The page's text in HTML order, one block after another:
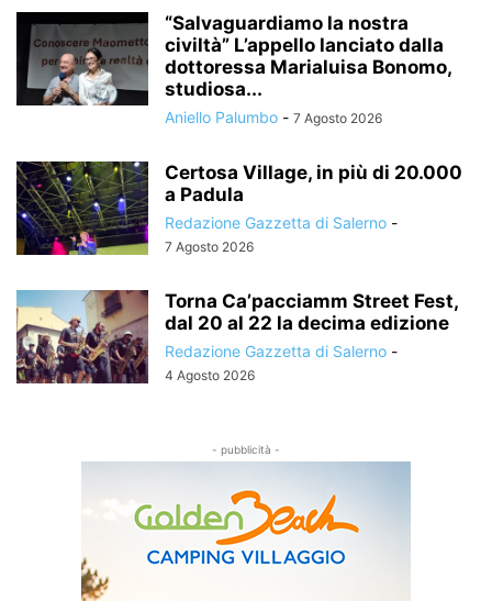
“Salvaguardiamo la nostra
civiltà” L’appello lanciato dalla
dottoressa Marialuisa Bonomo,
studiosa...
Aniello Palumbo - 7 Agosto 2026
Certosa Village, in più di 20.000
a Padula
Redazione Gazzetta di Salerno -
7 Agosto 2026
Torna Ca’pacciamm Street Fest,
dal 20 al 22 la decima edizione
Redazione Gazzetta di Salerno -
4 Agosto 2026
- pubblicità -